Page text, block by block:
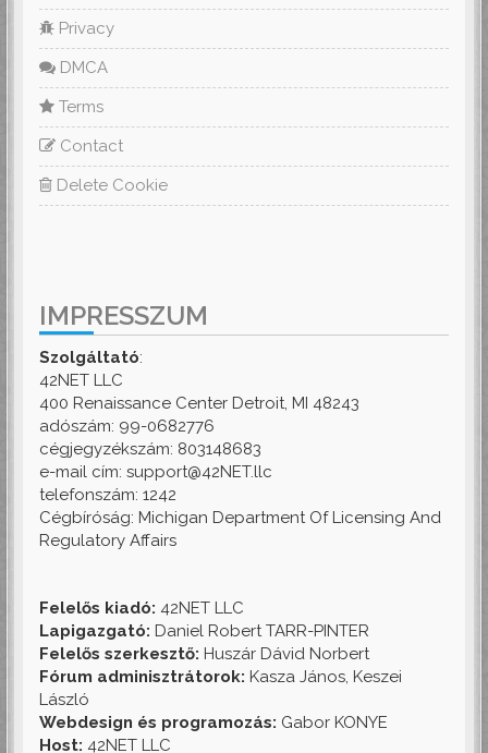
Privacy
DMCA
Terms
Contact
Delete Cookie
IMPRESSZUM
Szolgáltató:
42NET LLC
400 Renaissance Center Detroit, MI 48243
adószám: 99-0682776
cégjegyzékszám: 803148683
e-mail cím: support@42NET.llc
telefonszám: 1242
Cégbíróság: Michigan Department Of Licensing And
Regulatory Affairs
Felelős kiadó: 42NET LLC
Lapigazgató: Daniel Robert TARR-PINTER
Felelős szerkesztő: Huszár Dávid Norbert
Fórum adminisztrátorok: Kasza János, Keszei
László
Webdesign és programozás: Gabor KONYE
Host: 42NET LLC